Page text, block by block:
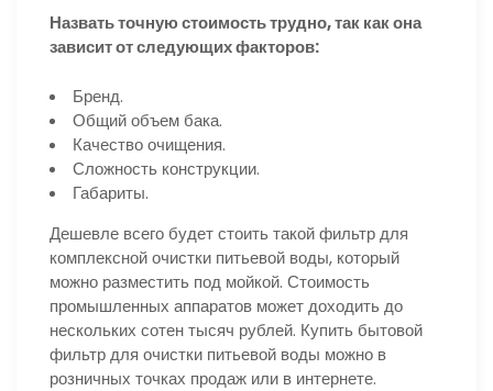
Назвать точную стоимость трудно, так как она
зависит от следующих факторов:
Бренд.
Общий объем бака.
Качество очищения.
Сложность конструкции.
Габариты.
Дешевле всего будет стоить такой фильтр для
комплексной очистки питьевой воды, который
можно разместить под мойкой. Стоимость
промышленных аппаратов может доходить до
нескольких сотен тысяч рублей. Купить бытовой
фильтр для очистки питьевой воды можно в
розничных точках продаж или в интернете.